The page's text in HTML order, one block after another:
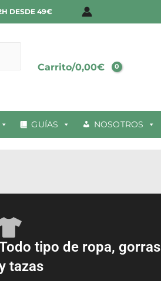
DESDE 49€
Carrito/0,00€
GUÍAS NOSOTROS
tipo de ropa, gorras
tazas